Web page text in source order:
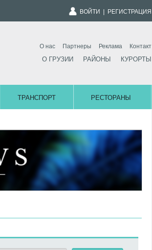
ВОЙТИ РЕГИСТРАЦИЯ
О нас Партнеры Реклама Контакт
О ГРУЗИИ РАЙОНЫ КУРОРТЫ
ТРАНСПОРТ РЕСТОРАНЫ